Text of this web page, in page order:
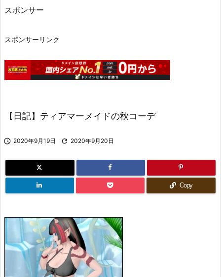
スポンサー
スポンサーリンク
【日記】ティアマーメイドの秋コーデ
 2020年9月19日  2020年9月20日
Copy